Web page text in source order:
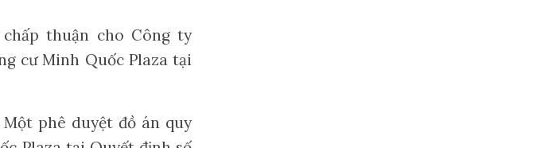
thuận cho Công ty
cư Minh Quốc Plaza tại
phê duyệt đồ án quy